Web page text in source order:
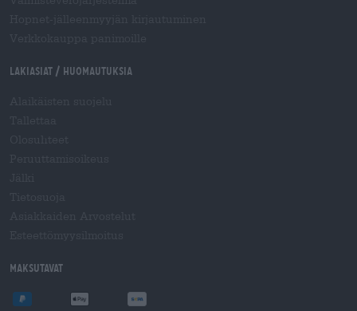
Lakiasiat / Huomautuksia
Maksutavat